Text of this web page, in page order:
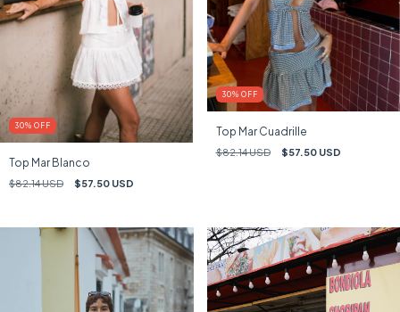
30% OFF
Top Mar Blanco
$82.14 USD $57.50 USD
30% OFF
Top Mar Cuadrille
$82.14 USD $57.50 USD